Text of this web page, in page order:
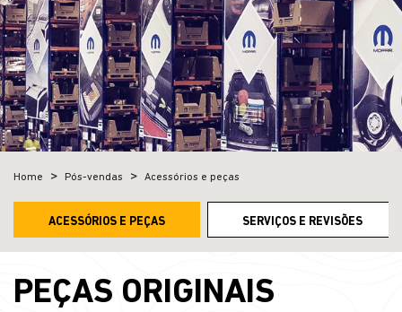
Home Pós-vendas Acessórios e peças
SERVIÇOS E REVISÕES
ACESSÓRIOS E PEÇAS
PEÇAS ORIGINAIS